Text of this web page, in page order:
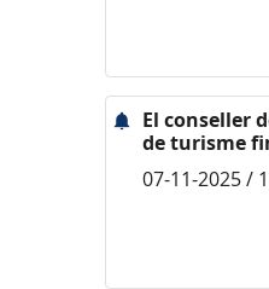
El conseller
de turisme
07-11-2025 /